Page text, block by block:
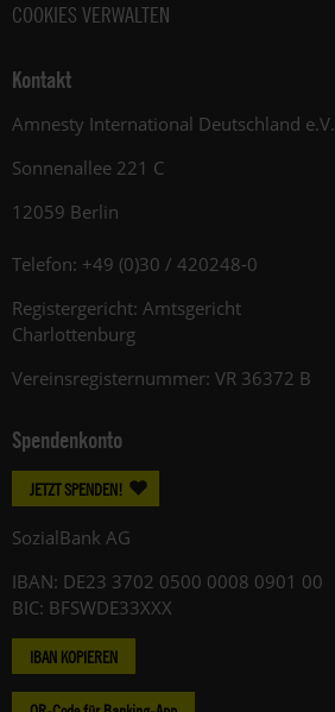
COOKIES VERWALTEN
Kontakt
Amnesty International Deutschland e.V.
Sonnenallee 221 C
12059 Berlin
Telefon: +49 (0)30 / 420248-0
Registergericht: Amtsgericht
Charlottenburg
Vereinsregisternummer: VR 36372 B
Spendenkonto
JETZT SPENDEN!
SozialBank AG
IBAN: DE23 3702 0500 0008 0901 00
BIC: BFSWDE33XXX
IBAN KOPIEREN